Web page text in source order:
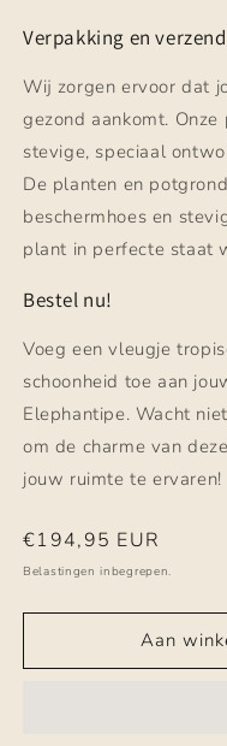
Verpakking en
Wij zorgen ervoor dat
gezond aankomt.
stevige, speciaal
De planten en
beschermhoes en
plant in perfecte staat
Bestel nu!
Voeg een vleugje
schoonheid toe aan
Elephantipe. Wacht
om de charme van
jouw ruimte te ervaren!
Normale
prijs
€194,95 EUR
Belastingen inbegrepen.
Aan